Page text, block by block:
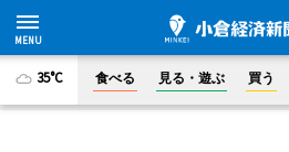
35°C 食べる 見る・遊ぶ 買う